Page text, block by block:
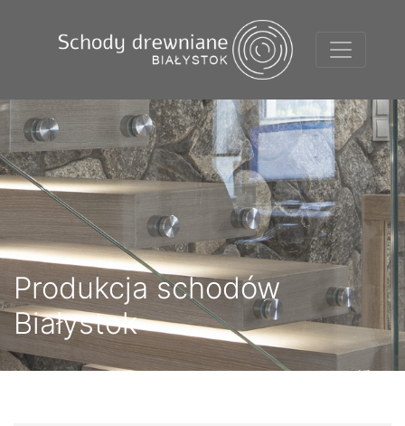
Produkcja schodów
Białystok